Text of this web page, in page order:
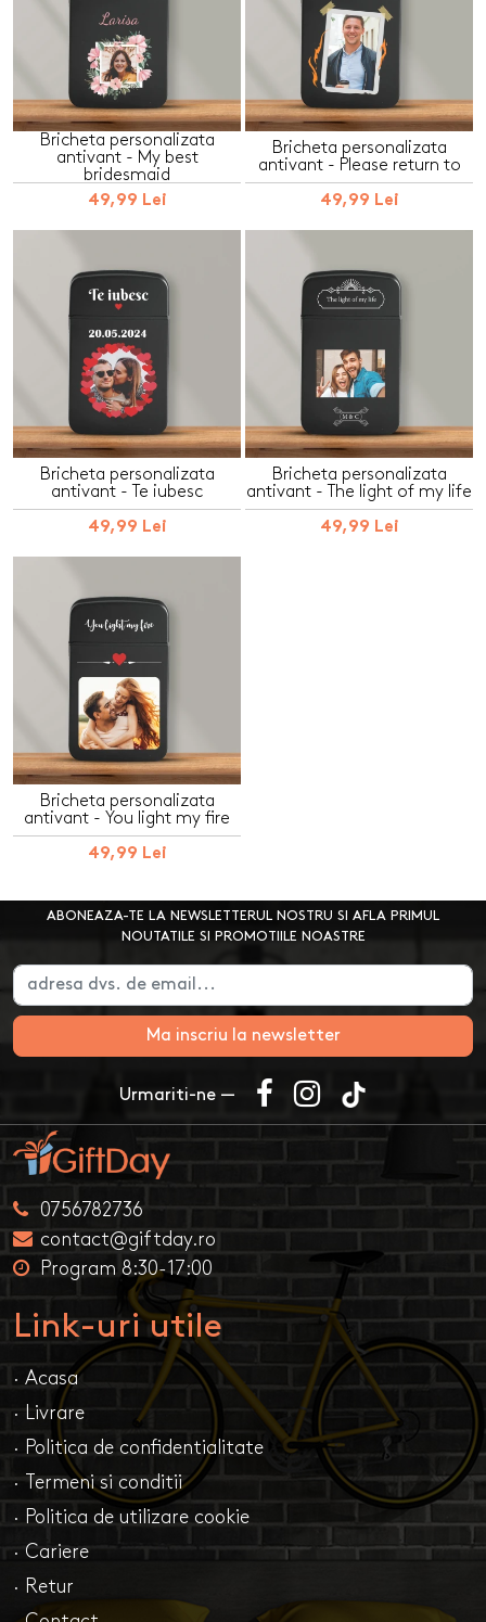
Bricheta personalizata
antivant - My best
bridesmaid
49,99 Lei
Bricheta personalizata
antivant - Please return to
49,99 Lei
Bricheta personalizata
antivant - Te iubesc
49,99 Lei
Bricheta personalizata
antivant - The light of my life
49,99 Lei
Bricheta personalizata
antivant - You light my fire
49,99 Lei
ABONEAZA-TE LA NEWSLETTERUL NOSTRU SI AFLA PRIMUL
NOUTATILE SI PROMOTIILE NOASTRE
Ma inscriu la newsletter
Urmariti-ne —
0756782736
contact@giftday.ro
Program 8:30-17:00
Link-uri utile
· Acasa
· Livrare
· Politica de confidentialitate
· Termeni si conditii
· Politica de utilizare cookie
· Cariere
· Retur